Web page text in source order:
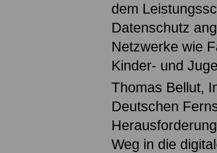
dem
Datenschutz
Netzwerke wie
Kinder- und
Thomas Bellut,
Deutschen
Weg in die